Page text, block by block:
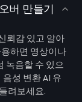
버 만들기
뢰감 있고 알아
하면 영상이나
녹음할 수 있으
성 변환 AI 유
려보세요.